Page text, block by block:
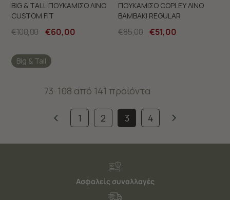
BIG & TALL ΠΟΥΚΑΜΙΣΟ ΛΙΝΟ
CUSTOM FIT
€100,00 €60,00
Big & Tall
ΠΟΥΚΑΜΙΣΟ COPLEY ΛΙΝΟ
ΒΑΜΒΑΚΙ REGULAR
€85,00 €51,00
73-108 από 141 προϊόντα
1 2 3 4
Ασφαλείς συναλλαγές